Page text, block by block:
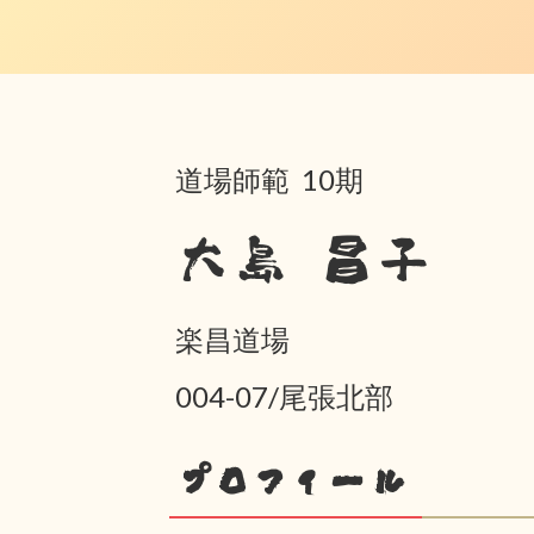
道場師範 10期
大島 昌子
楽昌道場
004-07/尾張北部
プロフィール